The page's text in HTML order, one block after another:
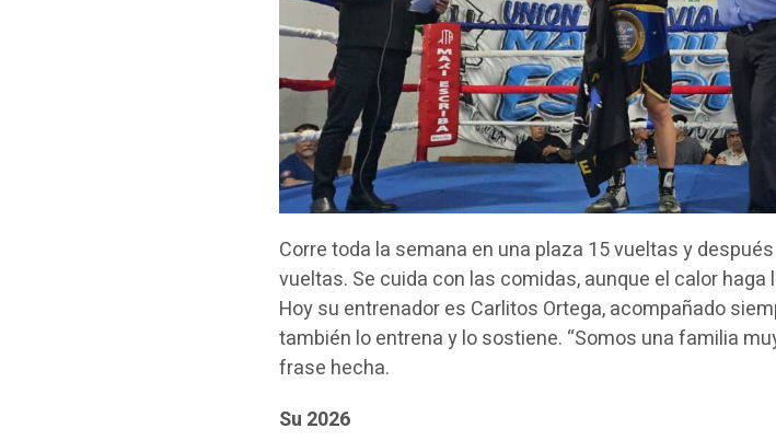
Corre toda la semana en una plaza 15 vueltas y
vueltas. Se cuida con las comidas, aunque el calor
Hoy su entrenador es Carlitos Ortega, acompañado
también lo entrena y lo sostiene. “Somos una familia
frase hecha.
Su 2026